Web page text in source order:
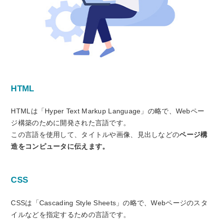
HTML
HTMLは「Hyper Text Markup Language」の略で、Webペー
ジ構築のために開発された言語です。
この言語を使用して、タイトルや画像、見出しなどのページ構
造をコンピュータに伝えます。
CSS
CSSは「Cascading Style Sheets」の略で、Webページのスタ
イルなどを指定するための言語です。